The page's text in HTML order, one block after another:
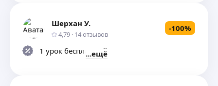
Шерхан У.
4,79 · 14отзывов
-100%
1 урок бесплатный
ещё